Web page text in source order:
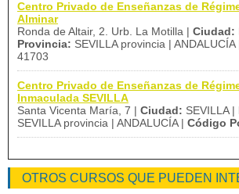
Centro Privado de Enseñanzas de
Alminar
Ronda de Altair, 2. Urb. La Motilla | Ciudad:
Provincia: SEVILLA provincia | ANDALUCÍA
41703
Centro Privado de Enseñanzas de
Inmaculada SEVILLA
Santa Vicenta María, 7 | Ciudad: SEVILLA |
SEVILLA provincia | ANDALUCÍA | Código
OTROS CURSOS QUE PUEDEN